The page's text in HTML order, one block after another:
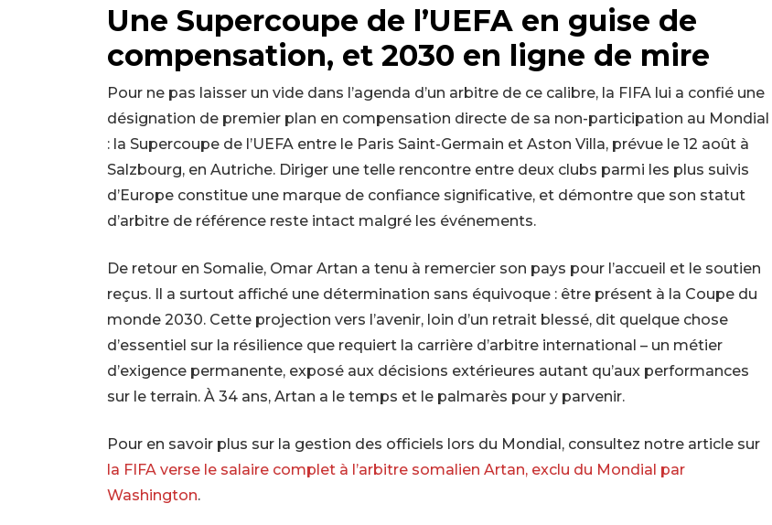
Une Supercoupe de l’UEFA en guise de
compensation, et 2030 en ligne de mire
Pour ne pas laisser un vide dans l’agenda d’un arbitre de ce calibre, la FIFA lui a confié une
désignation de premier plan en compensation directe de sa non-participation au Mondial
: la Supercoupe de l’UEFA entre le Paris Saint-Germain et Aston Villa, prévue le 12 août à
Salzbourg, en Autriche. Diriger une telle rencontre entre deux clubs parmi les plus suivis
d’Europe constitue une marque de confiance significative, et démontre que son statut
d’arbitre de référence reste intact malgré les événements.
De retour en Somalie, Omar Artan a tenu à remercier son pays pour l’accueil et le soutien
reçus. Il a surtout affiché une détermination sans équivoque : être présent à la Coupe du
monde 2030. Cette projection vers l’avenir, loin d’un retrait blessé, dit quelque chose
d’essentiel sur la résilience que requiert la carrière d’arbitre international – un métier
d’exigence permanente, exposé aux décisions extérieures autant qu’aux performances
sur le terrain. À 34 ans, Artan a le temps et le palmarès pour y parvenir.
Pour en savoir plus sur la gestion des officiels lors du Mondial, consultez notre article sur
la FIFA verse le salaire complet à l’arbitre somalien Artan, exclu du Mondial par
Washington.